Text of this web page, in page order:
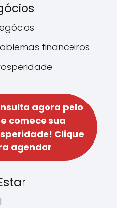
financeiros
agora pelo
comece sua
Clique
agendar